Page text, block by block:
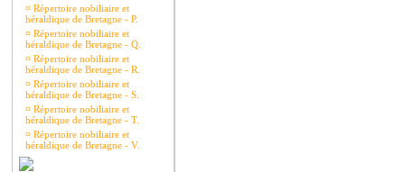
¤ Répertoire nobiliaire et
héraldique de Bretagne - P.
¤ Répertoire nobiliaire et
héraldique de Bretagne - Q.
¤ Répertoire nobiliaire et
héraldique de Bretagne - R.
¤ Répertoire nobiliaire et
héraldique de Bretagne - S.
¤ Répertoire nobiliaire et
héraldique de Bretagne - T.
¤ Répertoire nobiliaire et
héraldique de Bretagne - V.